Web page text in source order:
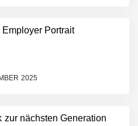
Employer Portrait
2025
zur nächsten Generation